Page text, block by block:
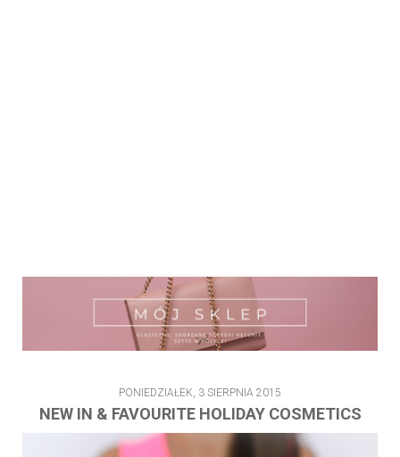
PONIEDZIAŁEK, 3 SIERPNIA 2015
NEW IN & FAVOURITE HOLIDAY COSMETICS